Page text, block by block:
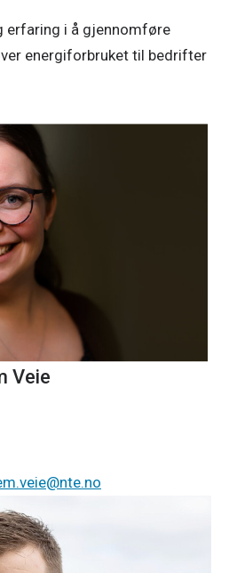
erfaring i å gjennomføre
energiforbruket til bedrifter
Veie